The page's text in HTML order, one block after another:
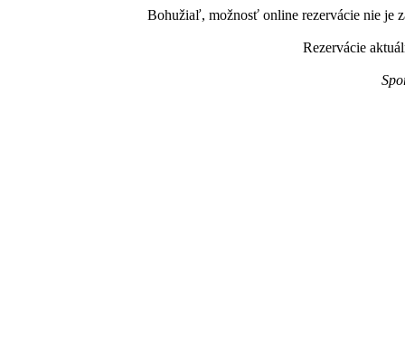
Bohužiaľ, možnosť online rezervácie nie je
Rezervácie